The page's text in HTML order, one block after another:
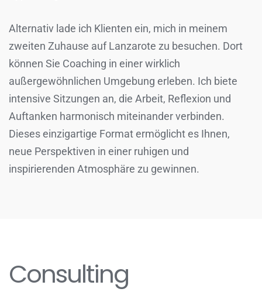
Alternativ lade ich Klienten ein, mich in meinem
zweiten Zuhause auf Lanzarote zu besuchen. Dort
können Sie Coaching in einer wirklich
außergewöhnlichen Umgebung erleben. Ich biete
intensive Sitzungen an, die Arbeit, Reflexion und
Auftanken harmonisch miteinander verbinden.
Dieses einzigartige Format ermöglicht es Ihnen,
neue Perspektiven in einer ruhigen und
inspirierenden Atmosphäre zu gewinnen.
Consulting